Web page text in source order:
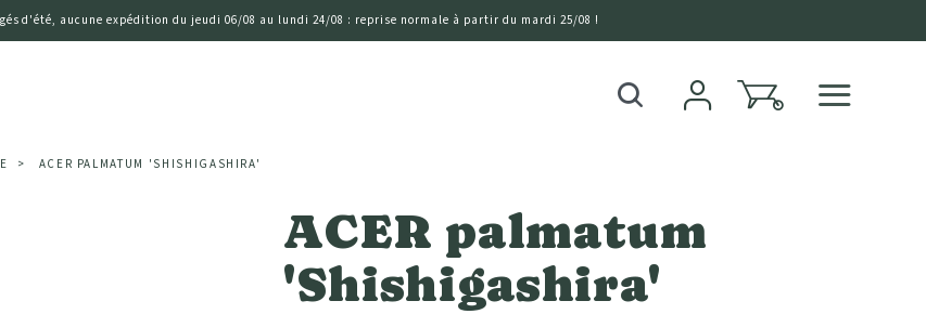
d'été, aucune expédition du jeudi 06/08 au lundi 24/08 : reprise normale à partir du mardi 25/08 !
Recherche
ACER PALMATUM 'SHISHIGASHIRA'
ACER palmatum
'Shishigashira'